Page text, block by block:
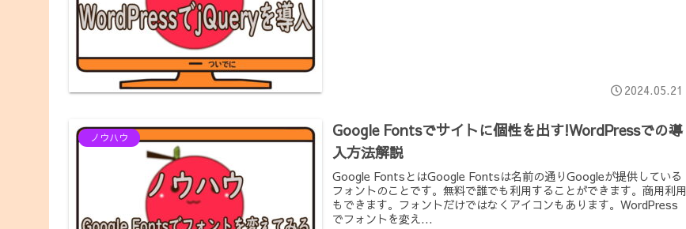
2024.05.21
ノウハウ
Google Fontsでサイトに個性を出す!WordPressでの導
入方法解説
Google FontsとはGoogle Fontsは名前の通りGoogleが提供している
フォントのことです。無料で誰でも利用することができます。商用利用
もできます。フォントだけではなくアイコンもあります。WordPress
でフォントを変え...